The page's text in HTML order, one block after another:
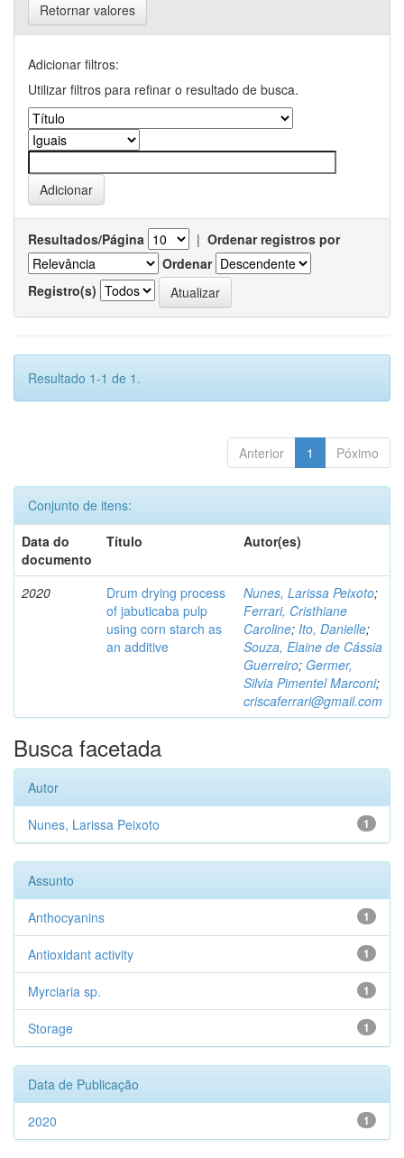
Retornar valores
Adicionar filtros:
Utilizar filtros para refinar o resultado de busca.
Resultados/Página | Ordenar registros por
Ordenar
Registro(s)
Resultado 1-1 de 1.
Anterior 1 Póximo
Conjunto de itens:
Data do
documento
Título Autor(es)
2020
Drum drying process
of jabuticaba pulp
using corn starch as
an additive
Nunes, Larissa Peixoto;
Ferrari, Cristhiane
Caroline; Ito, Danielle;
Souza, Elaine de Cássia
Guerreiro; Germer,
Silvia Pimentel Marconi;
criscaferrari@gmail.com
Busca facetada
Autor
1
Nunes, Larissa Peixoto
Assunto
1
Anthocyanins
1
Antioxidant activity
1
Myrciaria sp.
1
Storage
Data de Publicação
1
2020